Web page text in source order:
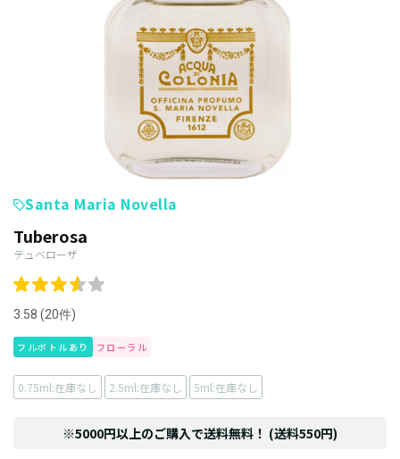
Santa Maria Novella
Tuberosa
テュベローザ
3.58 (20件)
フルボトルあり フローラル
0.75ml:在庫なし 2.5ml:在庫なし 5ml:在庫なし
※5000円以上のご購入で送料無料！ (送料550円)